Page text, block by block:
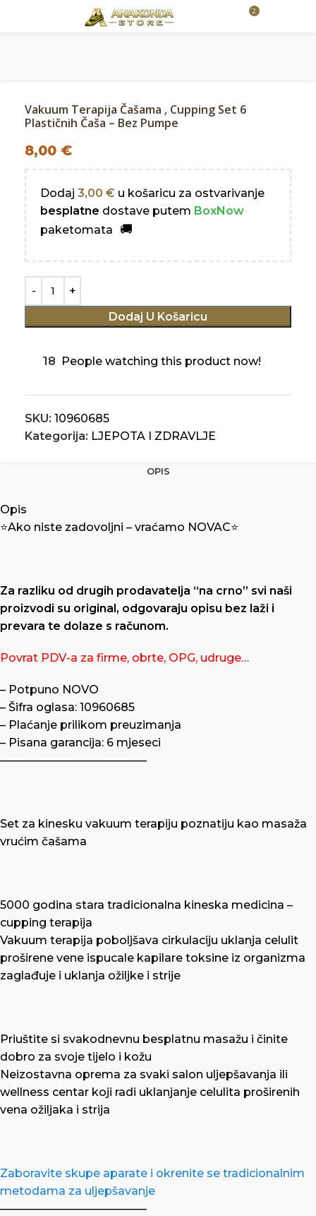
2
Vakuum Terapija Čašama , Cupping Set 6
Plastičnih Čaša – Bez Pumpe
8,00 €
Dodaj 3,00 € u košaricu za ostvarivanje
besplatne dostave putem BoxNow
paketomata
Dodaj U Košaricu
18 People watching this product now!
SKU: 10960685
Kategorija: LJEPOTA I ZDRAVLJE
OPIS
Opis
⭐️Ako niste zadovoljni – vraćamo NOVAC⭐️
Za razliku od drugih prodavatelja “na crno” svi naši
proizvodi su original, odgovaraju opisu bez laži i
prevara te dolaze s računom.
Povrat PDV-a za firme, obrte, OPG, udruge…
– Potpuno NOVO
– Šifra oglasa: 10960685
– Plaćanje prilikom preuzimanja
– Pisana garancija: 6 mjeseci
—————————————
Set za kinesku vakuum terapiju poznatiju kao masaža
vrućim čašama
5000 godina stara tradicionalna kineska medicina –
cupping terapija
Vakuum terapija poboljšava cirkulaciju uklanja celulit
proširene vene ispucale kapilare toksine iz organizma
zaglađuje i uklanja ožiljke i strije
Priuštite si svakodnevnu besplatnu masažu i činite
dobro za svoje tijelo i kožu
Neizostavna oprema za svaki salon uljepšavanja ili
wellness centar koji radi uklanjanje celulita proširenih
vena ožiljaka i strija
Zaboravite skupe aparate i okrenite se tradicionalnim
metodama za uljepšavanje
—————————————